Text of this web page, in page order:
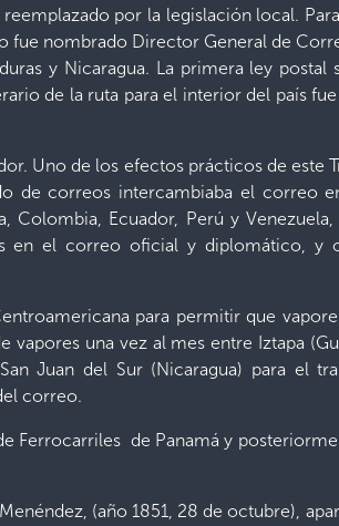
por la legislación local.
fue nombrado Director General de
y Nicaragua. La primera ley
de la ruta para el interior del país fue
Uno de los efectos prácticos de este
de correos intercambiaba el correo
Colombia, Ecuador, Perú y
en el correo oficial y diplomático, y
para permitir que
una vez al mes entre Iztapa
Juan del Sur (Nicaragua) para el
correo.
Ferrocarriles de Panamá y
(año 1851, 28 de octubre),